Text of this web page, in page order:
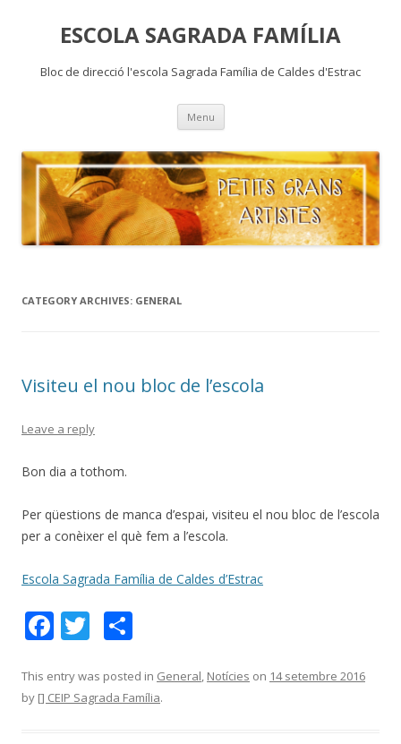
ESCOLA SAGRADA FAMÍLIA
Bloc de direcció l'escola Sagrada Família de Caldes d'Estrac
Menu Skip
content
CATEGORY ARCHIVES: GENERAL
Visiteu el nou bloc de l’escola
Leave a reply
Bon dia a tothom.
Per qüestions de manca d’espai, visiteu el nou bloc de l’escola
per a conèixer el què fem a l’escola.
Escola Sagrada Família de Caldes d’Estrac
F
e
b
T
itt
er
m
p
This entry was posted in General, Notícies on 14 setembre 2016
by [] CEIP Sagrada Família.